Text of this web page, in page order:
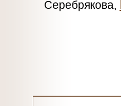
Серебрякова,